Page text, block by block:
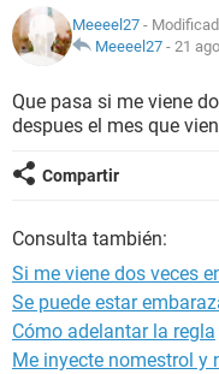
NUTRICIÓN
BIENESTAR
SEXUALIDAD
GLOSARIO
Meeeel27 -
Meeeel27 - 21
Que pasa si me viene
despues el mes que
Compartir
Consulta también:
Si me viene dos veces
Se puede estar
Cómo adelantar la regla
Me inyecte nomestrol y